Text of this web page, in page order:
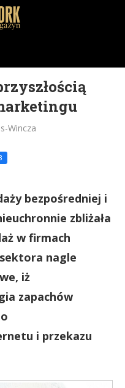
Wincza
bezpośredniej i
zbliżała
w firmach
nagle
iż
zapachów
i przekazu